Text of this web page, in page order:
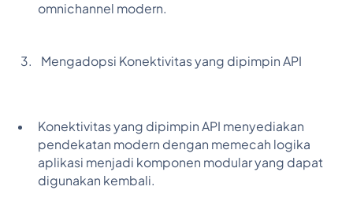
omnichannel modern.
Mengadopsi Konektivitas yang dipimpin API
Konektivitas yang dipimpin API menyediakan
pendekatan modern dengan memecah logika
aplikasi menjadi komponen modular yang dapat
digunakan kembali.